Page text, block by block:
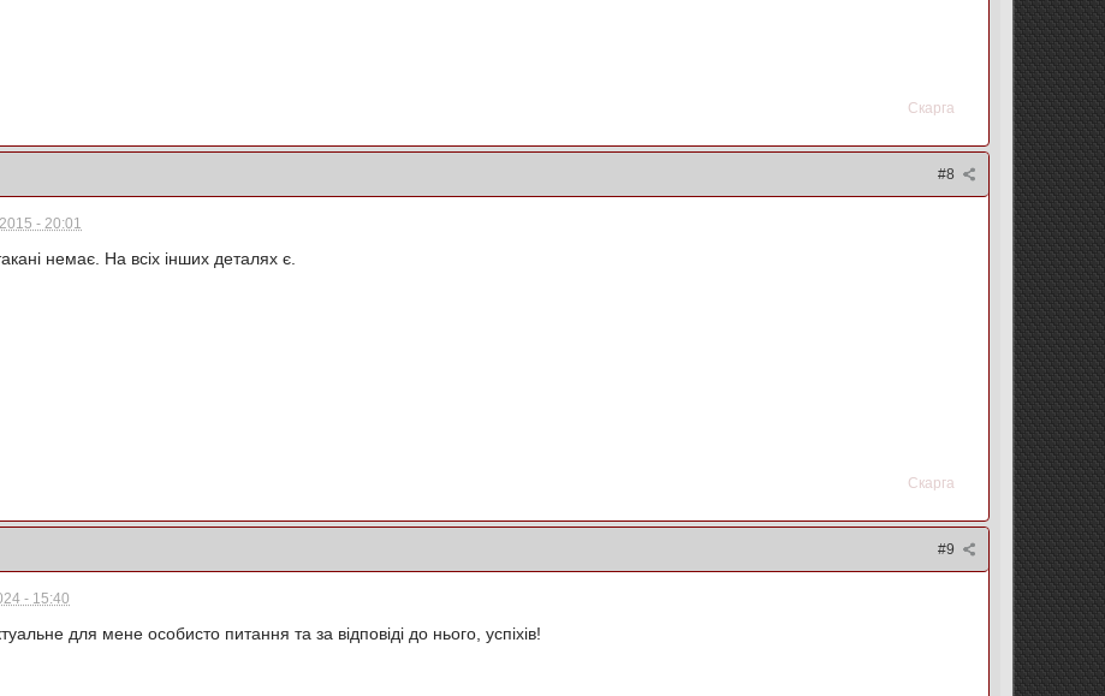
Скарга
#8
- 20:01
немає. На всіх інших деталях є.
Скарга
#9
- 15:40
для мене особисто питання та за відповіді до нього, успіхів!